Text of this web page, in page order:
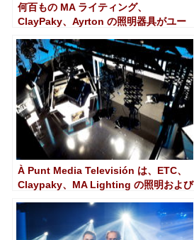
何百もの MA ライティング、
ClayPaky、Ayrton の照明器具がユー
たします。
À Punt Media Televisión は、ETC、
Claypaky、MA Lighting の照明および
す。